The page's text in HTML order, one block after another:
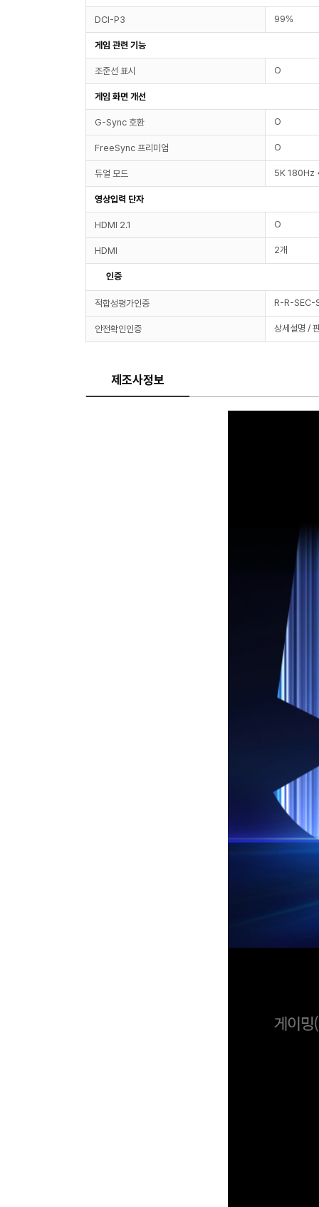
DCI-P3 99%
게임 관련 기능
조준선 표시 O
게임 화면 개선
G-Sync 호환 O
FreeSync 프리미엄 O
듀얼 모드 5K
영상입력 단자
HDMI 2.1 O
HDMI 2개
인증
적합성평가인증 R-R-
안전확인인증 상세설명 /
제조사정보